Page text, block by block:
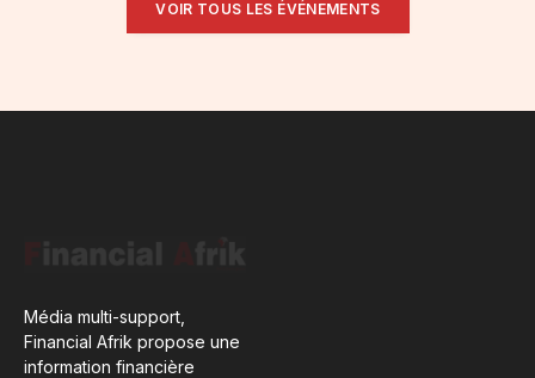
VOIR TOUS LES ÉVÉNEMENTS
Média multi-support,
Financial Afrik propose une
information financière